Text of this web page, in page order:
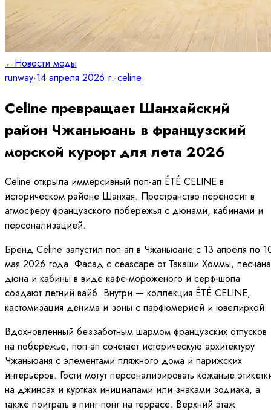
←Новости моды
runway·14 апреля 2026 г.·celine
Celine превращает Шанхайский
район Чжаньюань в французский
морской курорт для лета 2026
Celine открыла иммерсивный поп-ап ÉTÉ CELINE в
историческом районе Шанхая. Пространство переносит в
атмосферу французского побережья с дюнами, кабинами и
персонализацией.
Бренд Celine запустил поп-ап в Чжаньюане с 13 апреля по
мая 2026 года. Фасад с сеascape от Такаши Хоммы,
дюна и кабины в виде кафе-мороженого и серф-шопа
создают летний вайб. Внутри — коллекция ÉTÉ CELINE,
кастомизация денима и зоны с парфюмерией и ювелиркой.
Вдохновленный беззаботным шармом французских отпусков
на побережье, поп-ап сочетает историческую архитектуру
Чжаньюаня с элементами пляжного дома и парижских
интерьеров. Гости могут персонализировать кожаные
на джинсах и куртках инициалами или знаками зодиака, а
также поиграть в пинг-понг на террасе. Верхний этаж